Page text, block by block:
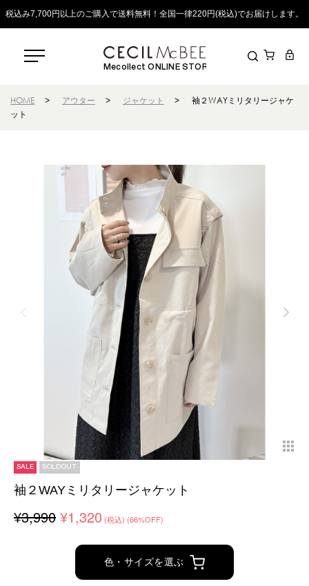
税込み7,700円以上のご購入で送料無料！全国一律220円(税込)でお届けします。
Mecollect ONLINE STORE
HOME > アウター > ジャケット >
袖２WAYミリタリージャケ
ット
SALE SOLDOUT
袖２WAYミリタリージャケット
¥3,990 ¥1,320 (税込) (66%OFF)
色・サイズを選ぶ